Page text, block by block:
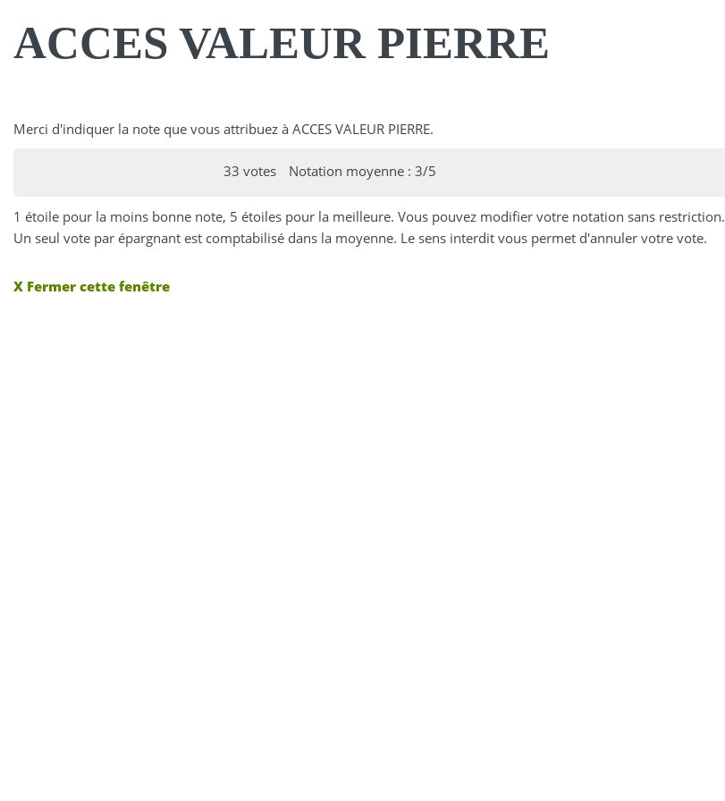
ACCES VALEUR PIERRE
Merci d'indiquer la note que vous attribuez à ACCES VALEUR PIERRE.
33 votes Notation moyenne : 3/5
1 étoile pour la moins bonne note, 5 étoiles pour la meilleure. Vous pouvez modifier votre notation sans restriction.
Un seul vote par épargnant est comptabilisé dans la moyenne. Le sens interdit vous permet d'annuler votre vote.
X Fermer cette fenêtre